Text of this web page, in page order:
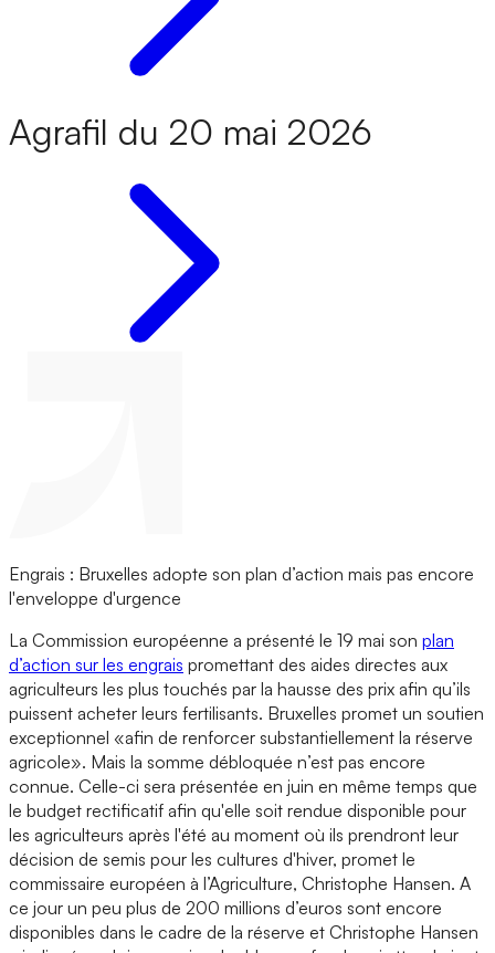
Agrafil du 20 mai 2026
Engrais : Bruxelles adopte son plan d’action mais pas encore
l'enveloppe d'urgence
La Commission européenne a présenté le 19 mai son plan
d’action sur les engrais promettant des aides directes aux
agriculteurs les plus touchés par la hausse des prix afin qu’ils
puissent acheter leurs fertilisants. Bruxelles promet un soutien
exceptionnel «afin de renforcer substantiellement la réserve
agricole». Mais la somme débloquée n’est pas encore
connue. Celle-ci sera présentée en juin en même temps que
le budget rectificatif afin qu'elle soit rendue disponible pour
les agriculteurs après l'été au moment où ils prendront leur
décision de semis pour les cultures d'hiver, promet le
commissaire européen à l’Agriculture, Christophe Hansen. A
ce jour un peu plus de 200 millions d’euros sont encore
disponibles dans le cadre de la réserve et Christophe Hansen